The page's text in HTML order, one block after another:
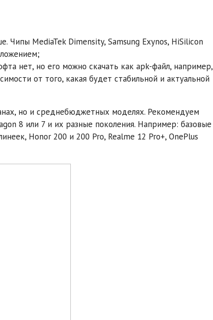
MediaTek Dimensity, Samsung Exynos, HiSilicon
нет, но его можно скачать как apk-файл, например,
от того, какая будет стабильной и актуальной
но и среднебюджетных моделях. Рекомендуем
8 или 7 и их разные поколения. Например: базовые
Honor 200 и 200 Pro, Realme 12 Pro+, OnePlus